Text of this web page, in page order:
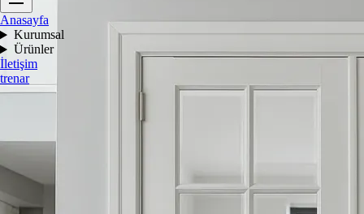
Anasayfa
Kurumsal
Ürünler
İletişim
trenar